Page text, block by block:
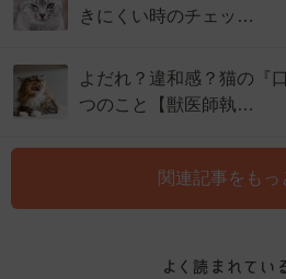
きにくい時のチェッ…
よだれ？違和感？猫の『
つのこと【獣医師執…
関連記事をもっ